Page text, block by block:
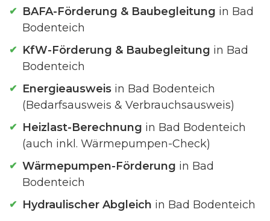
BAFA-Förderung & Baubegleitung in Bad
Bodenteich
KfW-Förderung & Baubegleitung in Bad
Bodenteich
Energieausweis in Bad Bodenteich
(Bedarfsausweis & Verbrauchsausweis)
Heizlast-Berechnung in Bad Bodenteich
(auch inkl. Wärmepumpen-Check)
Wärmepumpen-Förderung in Bad
Bodenteich
Hydraulischer Abgleich in Bad Bodenteich